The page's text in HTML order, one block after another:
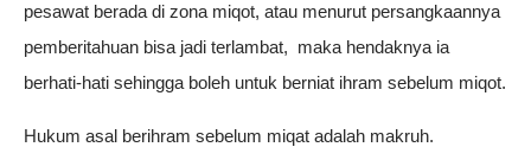
pesawat berada di zona miqot, atau menurut persangkaannya
pemberitahuan bisa jadi terlambat, maka hendaknya ia
berhati-hati sehingga boleh untuk berniat ihram sebelum miqot.
Hukum asal berihram sebelum miqat adalah makruh.